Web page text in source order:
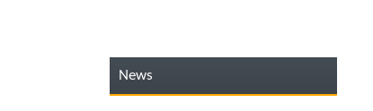
News